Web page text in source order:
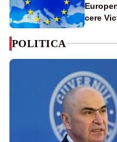
cere
POLITICA